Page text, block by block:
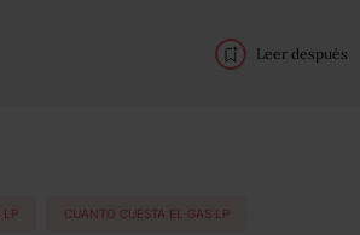
Leer después
LP CUANTO CUESTA EL GAS LP